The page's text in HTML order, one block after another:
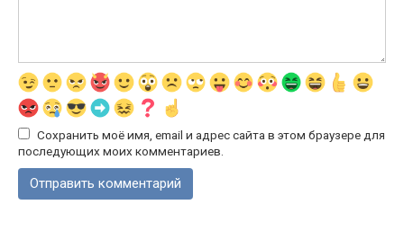
Сохранить моё имя, email и адрес сайта в этом браузере для
последующих моих комментариев.